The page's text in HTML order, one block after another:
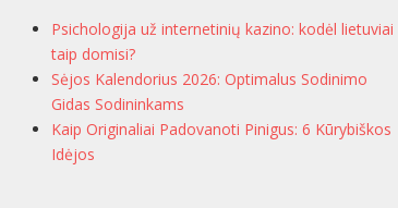
Psichologija už internetinių kazino: kodėl lietuviai
taip domisi?
Sėjos Kalendorius 2026: Optimalus Sodinimo
Gidas Sodininkams
Kaip Originaliai Padovanoti Pinigus: 6 Kūrybiškos
Idėjos